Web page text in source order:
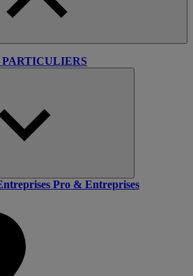
PARTICULIERS
Pro & Entreprises